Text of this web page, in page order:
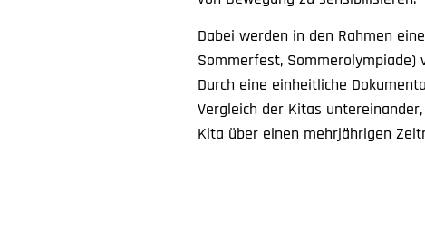
Dabei werden in den Rahmen
Sommerfest,
Durch eine einheitliche
Vergleich der Kitas
Kita über einen mehrjährigen